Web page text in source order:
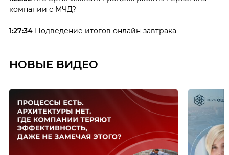
компании с МЧД?
1:27:34Подведение итогов онлайн-завтрака
НОВЫЕ ВИДЕО